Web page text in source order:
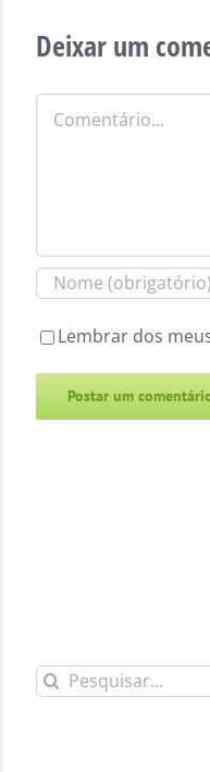
Deixar um
Comentário
Lembrar dos
Buscar